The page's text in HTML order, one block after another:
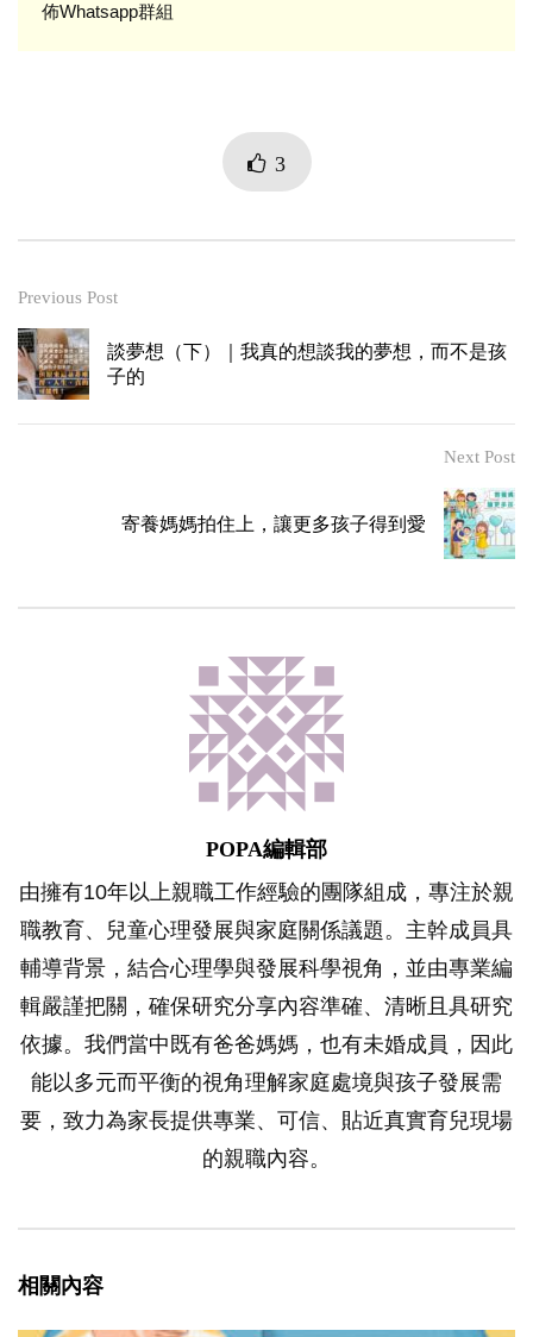
佈Whatsapp群組
3
Previous Post
談夢想（下）｜我真的想談我的夢想，而不是孩
子的
Next Post
寄養媽媽拍住上，讓更多孩子得到愛
POPA編輯部
由擁有10年以上親職工作經驗的團隊組成，專注於親
職教育、兒童心理發展與家庭關係議題。主幹成員具
輔導背景，結合心理學與發展科學視角，並由專業編
輯嚴謹把關，確保研究分享內容準確、清晰且具研究
依據。我們當中既有爸爸媽媽，也有未婚成員，因此
能以多元而平衡的視角理解家庭處境與孩子發展需
要，致力為家長提供專業、可信、貼近真實育兒現場
的親職內容。
相關內容